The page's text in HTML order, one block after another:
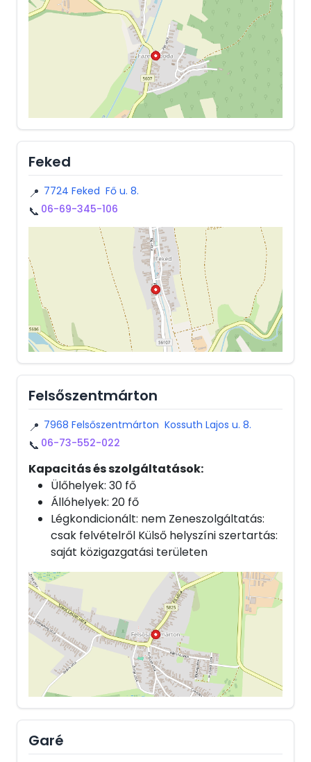
Feked
📍 7724 Feked Fő u. 8.
📞 06-69-345-106
Felsőszentmárton
📍 7968 Felsőszentmárton Kossuth Lajos u. 8.
📞 06-73-552-022
Kapacitás és szolgáltatások:
Ülőhelyek: 30 fő
Állóhelyek: 20 fő
Légkondicionált: nem Zeneszolgáltatás:
csak felvételről Külső helyszíni szertartás:
saját közigazgatási területen
Garé